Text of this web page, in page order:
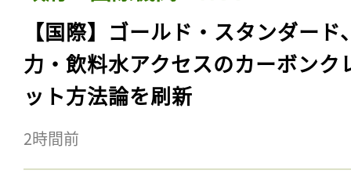
【国際】ゴールド・スタンダード
力・飲料水アクセスのカーボンク
ット方法論を刷新
2時間前